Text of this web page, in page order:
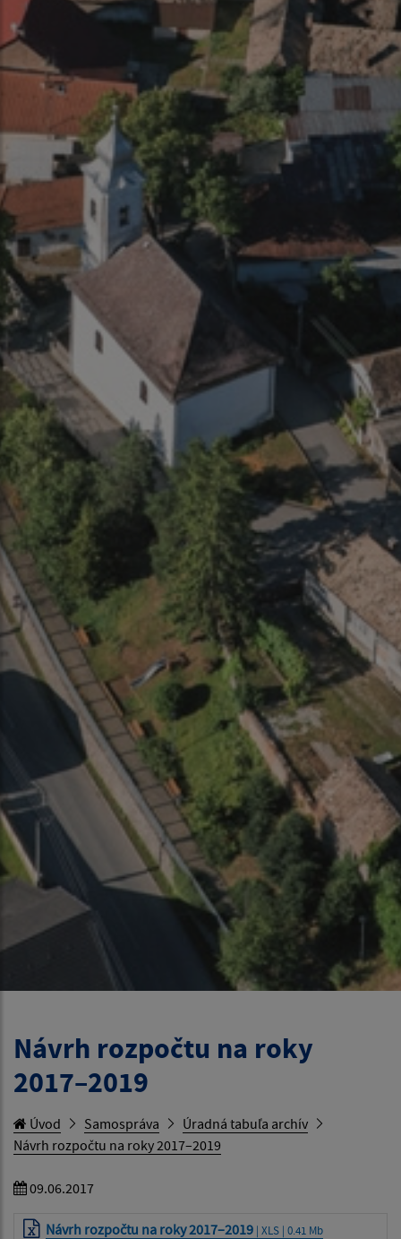
Návrh rozpočtu na roky
2017–2019
Úvod Samospráva
Úradná tabuľa archív
Návrh rozpočtu na roky 2017–2019
09.06.2017
Návrh rozpočtu na roky 2017–2019 | XLS | 0.41 Mb